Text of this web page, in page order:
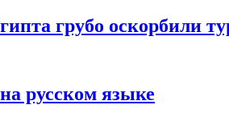
грубо оскорбили
русском языке